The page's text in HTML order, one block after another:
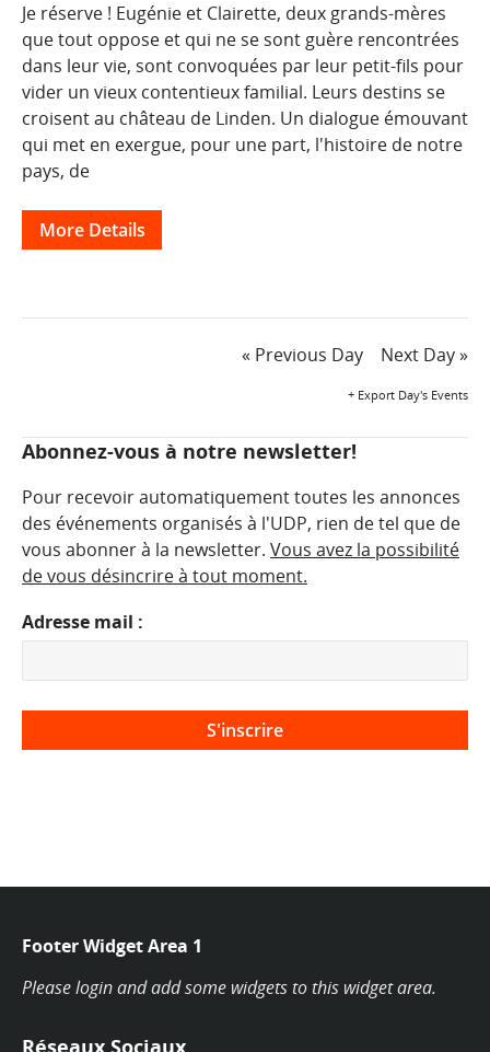
Je réserve ! Eugénie et Clairette, deux grands-mères
que tout oppose et qui ne se sont guère rencontrées
dans leur vie, sont convoquées par leur petit-fils pour
vider un vieux contentieux familial. Leurs destins se
croisent au château de Linden. Un dialogue émouvant
qui met en exergue, pour une part, l'histoire de notre
pays, de
More Details
« Previous Day Next Day»
+ Export Day's Events
Abonnez-vous à notre newsletter!
Pour recevoir automatiquement toutes les annonces
des événements organisés à l'UDP, rien de tel que de
vous abonner à la newsletter. Vous avez la possibilité
de vous désincrire à tout moment.
Adresse mail :
Footer Widget Area 1
Please login and add some widgets to this widget area.
Réseaux Sociaux